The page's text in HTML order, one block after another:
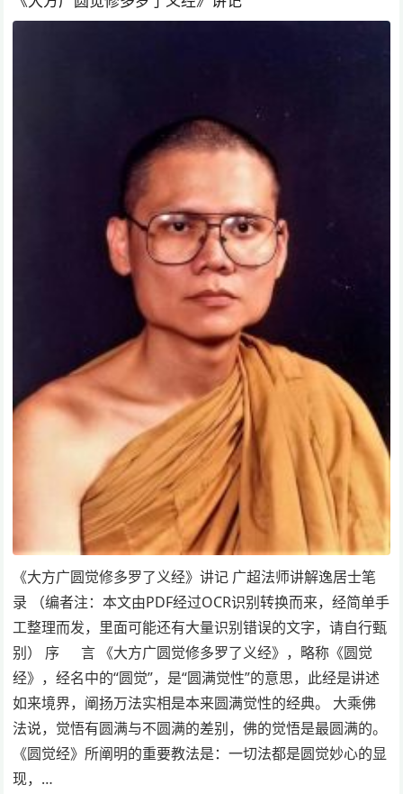
《大方广圆觉修多罗了义经》讲记 广超法师讲解逸居士笔
录 （编者注：本文由PDF经过OCR识别转换而来，经简单手
工整理而发，里面可能还有大量识别错误的文字，请自行甄
别） 序 言 《大方广圆觉修多罗了义经》，略称《圆觉
经》，经名中的“圆觉”，是“圆满觉性”的意思，此经是讲述
如来境界，阐扬万法实相是本来圆满觉性的经典。 大乘佛
法说，觉悟有圆满与不圆满的差别，佛的觉悟是最圆满的。
《圆觉经》所阐明的重要教法是：一切法都是圆觉妙心的显
现，…